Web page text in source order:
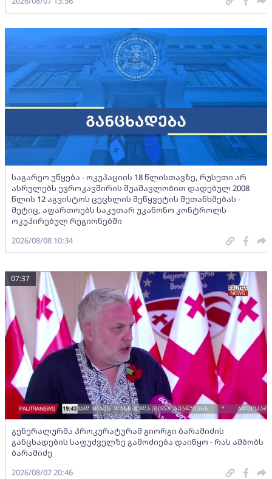
საგარეო უწყება - ოკუპაციის 18 წლისთავზე, რუსეთი არ
ასრულებს ევროკავშირის შუამავლობით დადებულ 2008
წლის 12 აგვისტოს ცეცხლის შეწყვეტის შეთანხმებას -
მეტიც, აფართოებს საკუთარ უკანონო კონტროლს
ოკუპირებულ რეგიონებში
2026/08/08 10:34
გენერალურმა პროკურატურამ გიორგი ბარამიძის
განცხადების საფუძველზე გამოძიება დაიწყო - რას ამბობს
ბარამიძე
07:37
2026/08/07 20:46